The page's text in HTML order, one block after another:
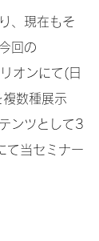
、現在もそ
回の
オンにて(日
数種展示
ンツとして3
て当セミナー